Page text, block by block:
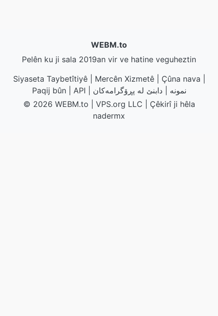
WEBM.to
Pelên ku ji sala 2019an vir ve hatine veguheztin
Siyaseta Taybetîtiyê| Mercên Xizmetê| Çûna nava
Paqij bûn| API نمونە |دابنێ لە پڕۆگرامەکان
© 2026 WEBM.to
VPS.org LLC | Çêkirî ji hêla
nadermx